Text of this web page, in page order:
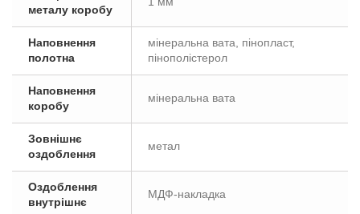
металу коробу
Наповнення
полотна
мінеральна вата, пінопласт,
пінополістерол
Наповнення
коробу
мінеральна вата
Зовнішнє
оздоблення
метал
Оздоблення
внутрішнє
МДФ-накладка